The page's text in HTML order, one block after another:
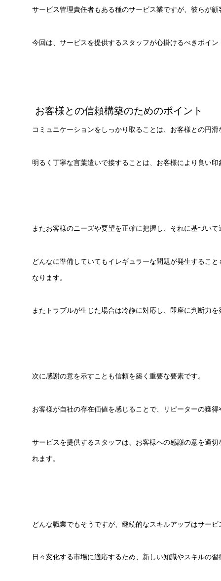
サービス管理責任者もある種のサービス業ですが、彼らが
今回は、サービスを提供するスタッフが心掛けるべきポイ
お客様との信頼構築のためのポイント
コミュニケーションをしっかり取ることは、お客様との円
明るく丁寧な言葉遣いで接することは、お客様により良い
またお客様のニーズや要望を正確に把握し、それに基づい
どんなに準備していてもイレギュラーな問題が発生するこ
なります。
またトラブルが生じた場合は冷静に対応し、即座に判断力
次に感謝の意を示すことも信頼を築く重要な要素です。
お客様が自社の存在価値を感じることで、リピーターの獲
サービスを提供するスタッフは、お客様への感謝の意を適
れます。
どんな職業でもそうですが、継続的なスキルアップはサー
日々変化する市場に適応するため、新しい知識やスキルの